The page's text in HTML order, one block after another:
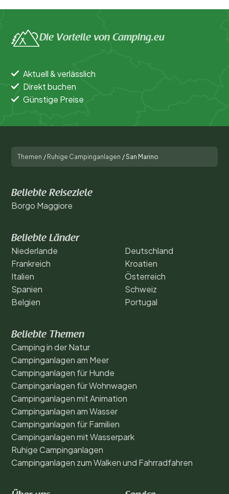
Die Vorteile von Camping.eu
Aktuell & verlässlich
Direkt buchen
Günstige Preise
Themen / Ruhige Campinganlagen /San Marino
Beliebte Reiseziele
Borgo Maggiore
Beliebte Länder
Niederlande
Frankreich
Italien
Spanien
Belgien
Deutschland
Kroatien
Österreich
Schweiz
Portugal
Beliebte Themen
Camping in der Natur
Campinganlagen am Meer
Campinganlagen für Hunde
Campinganlagen für Wohnwagen
Campinganlagen mit Animation
Campinganlagen am Wasser
Campinganlagen für Familien
Campinganlagen mit Wasserpark
Ruhige Campinganlagen
Campinganlagen zum Walken und Fahrradfahren